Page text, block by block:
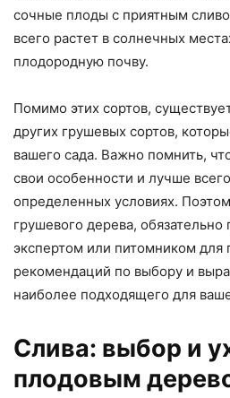
сочные плоды с приятным
всего растет в солнечных
плодородную почву.
Помимо этих сортов,
других грушевых сортов,
вашего сада. Важно помнить,
свои особенности и лучше
определенных условиях.
грушевого дерева, обязательно
экспертом или питомником для
рекомендаций по выбору и
наиболее подходящего для
Слива: выбор и
плодовым